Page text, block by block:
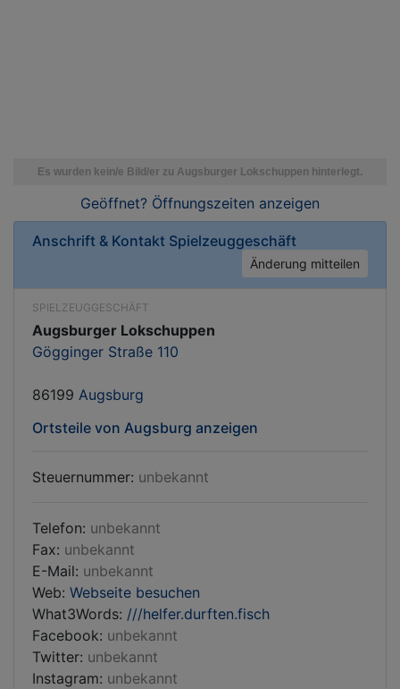
Geöffnet? Öffnungszeiten anzeigen
Anschrift & Kontakt Spielzeuggeschäft
Änderung mitteilen
SPIELZEUGGESCHÄFT
Augsburger Lokschuppen
Gögginger Straße 110
86199 Augsburg
Ortsteile von Augsburg anzeigen
Steuernummer: unbekannt
Telefon: unbekannt
Fax: unbekannt
E-Mail: unbekannt
Web: Webseite besuchen
What3Words: ///helfer.durften.fisch
Facebook: unbekannt
Twitter: unbekannt
Instagram: unbekannt